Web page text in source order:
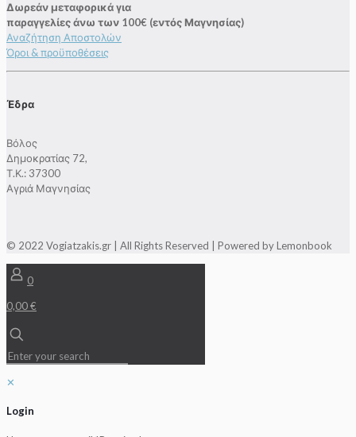
Δωρεάν μεταφορικά για
παραγγελίες άνω των 100€ (εντός Μαγνησίας)
Αναζήτηση Αποστολών
Όροι & προϋποθέσεις
Έδρα
Βόλος
Δημοκρατίας 72,
Τ.Κ.: 37300
Αγριά Μαγνησίας
© 2022 Vogiatzakis.gr | All Rights Reserved | Powered by Lemonbook
0
0,00 €
✕
Login